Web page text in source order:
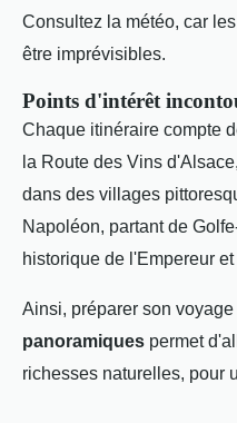
Consultez la météo, car
être imprévisibles.
Points d'intérêt
Chaque itinéraire compte
la Route des Vins
dans des villages
Napoléon, partant de
historique de l'Empereur
Ainsi, préparer son
panoramiques permet
richesses naturelles, pour